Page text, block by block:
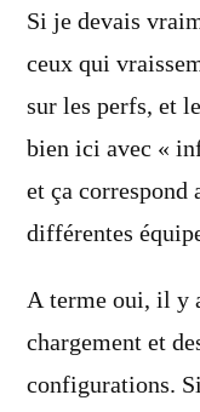
Si je devais
ceux qui
sur les perfs, et
bien ici avec «
et ça correspond
différentes
A terme oui, il y
chargement et
configurations.